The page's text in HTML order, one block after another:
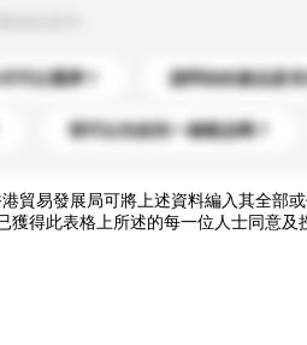
可以選擇？ 請問你的產品是否
我可以先收到一個樣品嗎？
貿易發展局可將上述資料編入其全部
獲得此表格上所述的每一位人士同意及